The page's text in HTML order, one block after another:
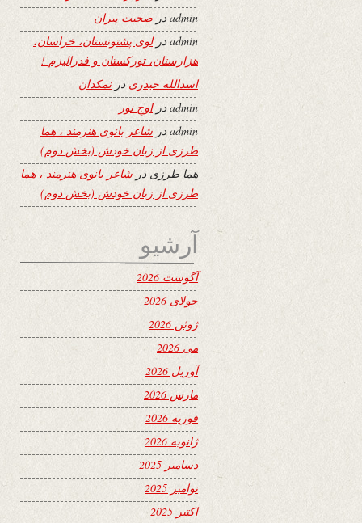
adminدر صحبت پیران
adminدرلوی پشتونستان، خراسان،
هزارستان، تورکستان و فدرالیزم !
اسدالله حیدری درنمکدان
adminدراوجِ نور
adminدر شاعر بانوی هنرمند ، هما
طرزی از زبان خودش (بخش دوم)
هما طرزی در شاعر بانوی هنرمند ، هما
طرزی از زبان خودش (بخش دوم)
آرشیو
آگوست 2026
جولای 2026
ژوئن 2026
می 2026
آوریل 2026
مارس 2026
فوریه 2026
ژانویه 2026
دسامبر 2025
نوامبر 2025
اکتبر 2025